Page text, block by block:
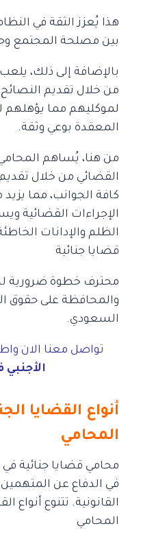
هذا يُعزز الثقة في
بين مصلحة المجتمع
بالإضافة إلى ذلك، يلعب
من خلال تقديم النصائح
لموكليهم مما يؤهلهم
المعقدة بوعي وثقة.
من هنا، يُساهم
القضائي من خلال
كافة الجوانب، مما
الإجراءات القضائية
الظلم والإدانات
قضايا جنائية
محترف خطوة ضرورية
والمحافظة على حقوق
السعودي.
تواصل معنا الان
أنواع القضايا
المحامي
محامي قضايا جنائية
في الدفاع عن المتهمين
القانونية. تتنوع أنواع
المحامي